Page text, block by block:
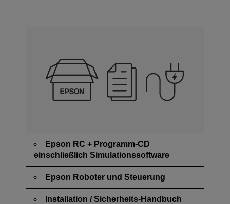
Epson RC + Programm-CD
einschließlich Simulationssoftware
Epson Roboter und Steuerung
Installation / Sicherheits-Handbuch